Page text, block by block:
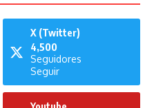
X (Twitter)
4,500
Seguidores
Seguir